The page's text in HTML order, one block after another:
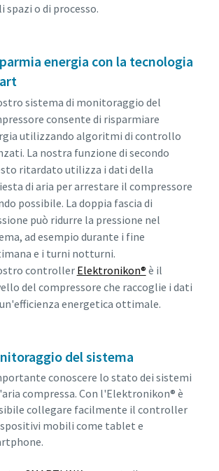
spazi o di processo.
energia con la tecnologia
sistema di monitoraggio del
consente di risparmiare
utilizzando algoritmi di controllo
La nostra funzione di secondo
ritardato utilizza i dati della
di aria per arrestare il compressore
possibile. La doppia fascia di
può ridurre la pressione nel
ad esempio durante i fine
e i turni notturni.
controller Elektronikon® è il
del compressore che raccoglie i dati
energetica ottimale.
del sistema
conoscere lo stato dei sistemi
compressa. Con l'Elektronikon® è
collegare facilmente il controller
mobili come tablet e